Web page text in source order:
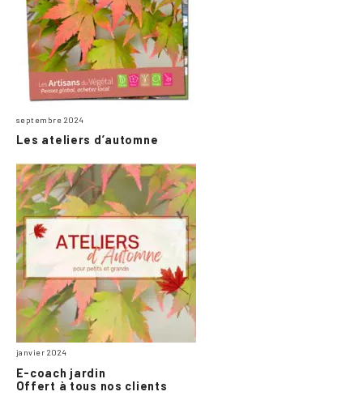
septembre 2024
Les ateliers d’automne
janvier 2024
E-coach jardin
Offert à tous nos clients